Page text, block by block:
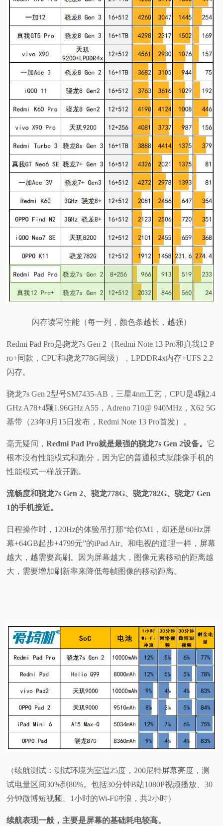
闪存读写性能（每一列，颜色条越长，越强）
Redmi Pad Pro是骁龙7s Gen 2（Redmi Note 13 Pro和真我12 P
ro+同款，CPU和骁龙778G同级），LPDDR4x内存+UFS 2.2
闪存。
骁龙7s Gen 2型号SM7435-AB，三星4nm工艺，CPU是4颗2.4
GHz A78+4颗1.96GHz A55，Adreno 710@ 940MHz，X62 5G
基带（23年9月15日发布，Redmi Note 13 Pro首发）。
毫无疑问，Redmi Pad Pro就是最强的骁龙7s Gen 2设备。它
根本没有性能模式和跑分，因为它的普通模式就能像手机的
性能模式一样放开跑。
流畅度和骁龙7s Gen 2、骁龙778G、骁龙782G、骁龙7 Gen
1的手机接近。
日程操作时，120Hz的体验吊打那“给你M1，却还是60Hz屏
幕+64GB起步+4799元”的iPad Air。和电视的道理一样，屏幕
越大，越需要高刷。因为屏幕越大，图像元素移动的距离越
大，需要增加刷新率来降低每帧图像的移动距离。
（续航测试：测试环境为室温25度，200尼特屏幕亮度，测
试电量区间30%到80%。包括30分钟B站1080P视频播放、30
分钟微博短视频、1小时的Wi-Fi冲浪，共2小时）
续航表现一般，主要是屏幕的基础耗电较高。